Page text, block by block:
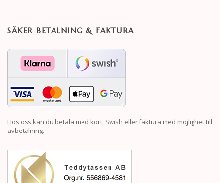
SÄKER BETALNING & FAKTURA
Hos oss kan du betala med kort, Swish eller faktura med möjlighet till
avbetalning.